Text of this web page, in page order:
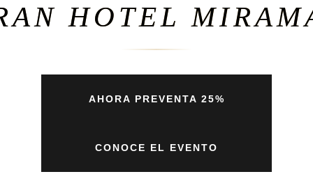
HOTEL
AHORA PREVENTA 25%
CONOCE EL EVENTO